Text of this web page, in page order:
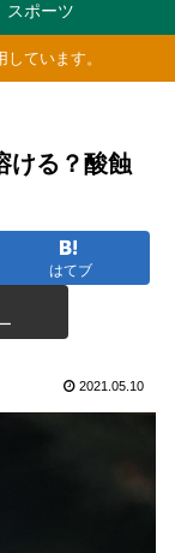
スポーツ
ています。
ける？酸蝕
はてブ
2021.05.10